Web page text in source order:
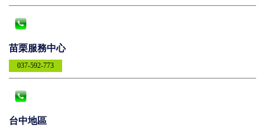
苗栗服務中心
037-592-773
台中地區